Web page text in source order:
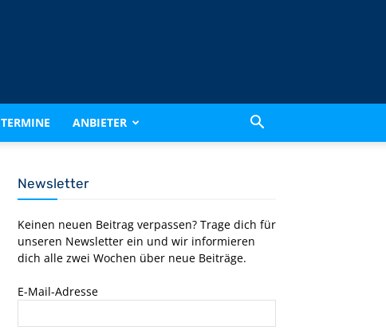
TERMINE ANBIETER
Newsletter
Keinen neuen Beitrag verpassen? Trage dich für
unseren Newsletter ein und wir informieren
dich alle zwei Wochen über neue Beiträge.
E-Mail-Adresse